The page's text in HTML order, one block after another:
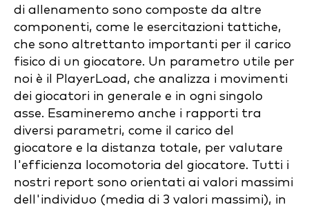
di allenamento sono composte da altre
componenti, come le esercitazioni tattiche,
che sono altrettanto importanti per il carico
fisico di un giocatore. Un parametro utile per
noi è il PlayerLoad, che analizza i movimenti
dei giocatori in generale e in ogni singolo
asse. Esamineremo anche i rapporti tra
diversi parametri, come il carico del
giocatore e la distanza totale, per valutare
l'efficienza locomotoria del giocatore. Tutti i
nostri report sono orientati ai valori massimi
dell'individuo (media di 3 valori massimi), in